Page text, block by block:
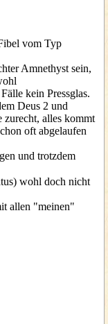
vom Typ
Amnethyst sein,
kein Pressglas.
Deus 2 und
zurecht, alles kommt
oft abgelaufen
und trotzdem
wohl doch nicht
allen "meinen"